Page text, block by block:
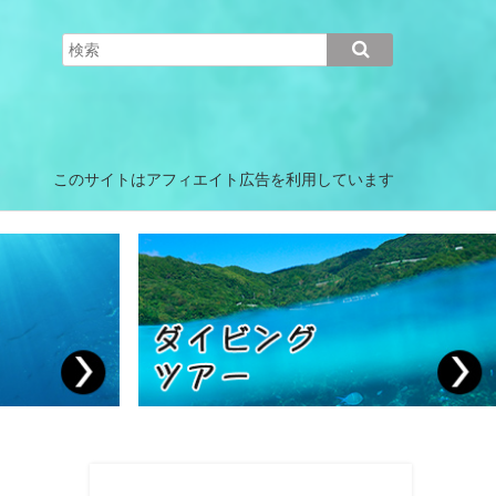
このサイトはアフィエイト広告を利用しています